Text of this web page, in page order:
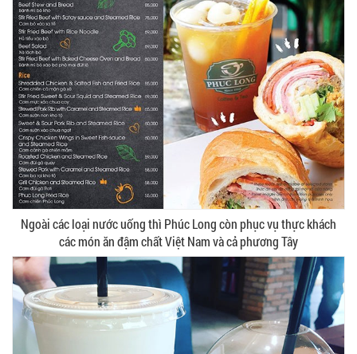
Ngoài các loại nước uống thì Phúc Long còn phục vụ thực khách
các món ăn đậm chất Việt Nam và cả phương Tây